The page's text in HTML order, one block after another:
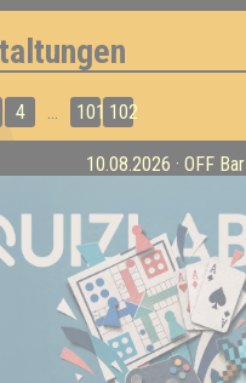
4 ... 101 102
10.08.2026 · OFF Bar